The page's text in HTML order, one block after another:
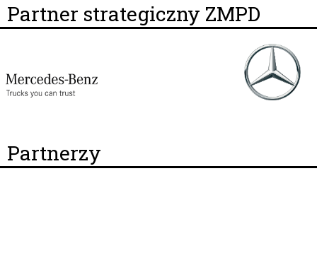
Partner strategiczny ZMPD
Partnerzy